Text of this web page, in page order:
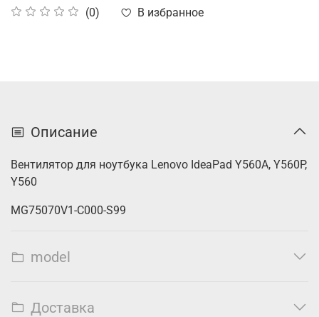
(0) В избранное
Описание
Вентилятор для ноутбука Lenovo IdeaPad Y560A, Y560P,
Y560
MG75070V1-C000-S99
model
Доставка